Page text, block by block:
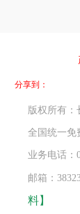
分享到：
版权所有：
全国统一免
业务电话：
邮箱：
料】